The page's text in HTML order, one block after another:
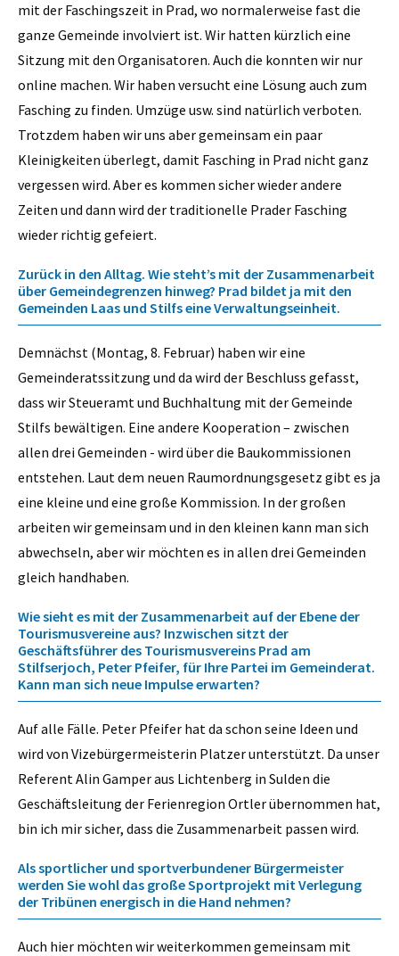
mit der Faschingszeit in Prad, wo normalerweise fast die
ganze Gemeinde involviert ist. Wir hatten kürzlich eine
Sitzung mit den Organisatoren. Auch die konnten wir nur
online machen. Wir haben versucht eine Lösung auch zum
Fasching zu finden. Umzüge usw. sind natürlich verboten.
Trotzdem haben wir uns aber gemeinsam ein paar
Kleinigkeiten überlegt, damit Fasching in Prad nicht ganz
vergessen wird. Aber es kommen sicher wieder andere
Zeiten und dann wird der traditionelle Prader Fasching
wieder richtig gefeiert.
Zurück in den Alltag. Wie steht’s mit der Zusammenarbeit
über Gemeindegrenzen hinweg? Prad bildet ja mit den
Gemeinden Laas und Stilfs eine Verwaltungseinheit.
Demnächst (Montag, 8. Februar) haben wir eine
Gemeinderatssitzung und da wird der Beschluss gefasst,
dass wir Steueramt und Buchhaltung mit der Gemeinde
Stilfs bewältigen. Eine andere Kooperation – zwischen
allen drei Gemeinden - wird über die Baukommissionen
entstehen. Laut dem neuen Raumordnungsgesetz gibt es ja
eine kleine und eine große Kommission. In der großen
arbeiten wir gemeinsam und in den kleinen kann man sich
abwechseln, aber wir möchten es in allen drei Gemeinden
gleich handhaben.
Wie sieht es mit der Zusammenarbeit auf der Ebene der
Tourismusvereine aus? Inzwischen sitzt der
Geschäftsführer des Tourismusvereins Prad am
Stilfserjoch, Peter Pfeifer, für Ihre Partei im Gemeinderat.
Kann man sich neue Impulse erwarten?
Auf alle Fälle. Peter Pfeifer hat da schon seine Ideen und
wird von Vizebürgermeisterin Platzer unterstützt. Da unser
Referent Alin Gamper aus Lichtenberg in Sulden die
Geschäftsleitung der Ferienregion Ortler übernommen hat,
bin ich mir sicher, dass die Zusammenarbeit passen wird.
Als sportlicher und sportverbundener Bürgermeister
werden Sie wohl das große Sportprojekt mit Verlegung
der Tribünen energisch in die Hand nehmen?
Auch hier möchten wir weiterkommen gemeinsam mit